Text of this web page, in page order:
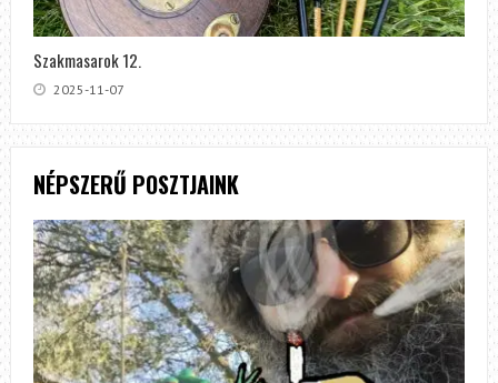
Szakmasarok 12.
2025-11-07
NÉPSZERŰ POSZTJAINK